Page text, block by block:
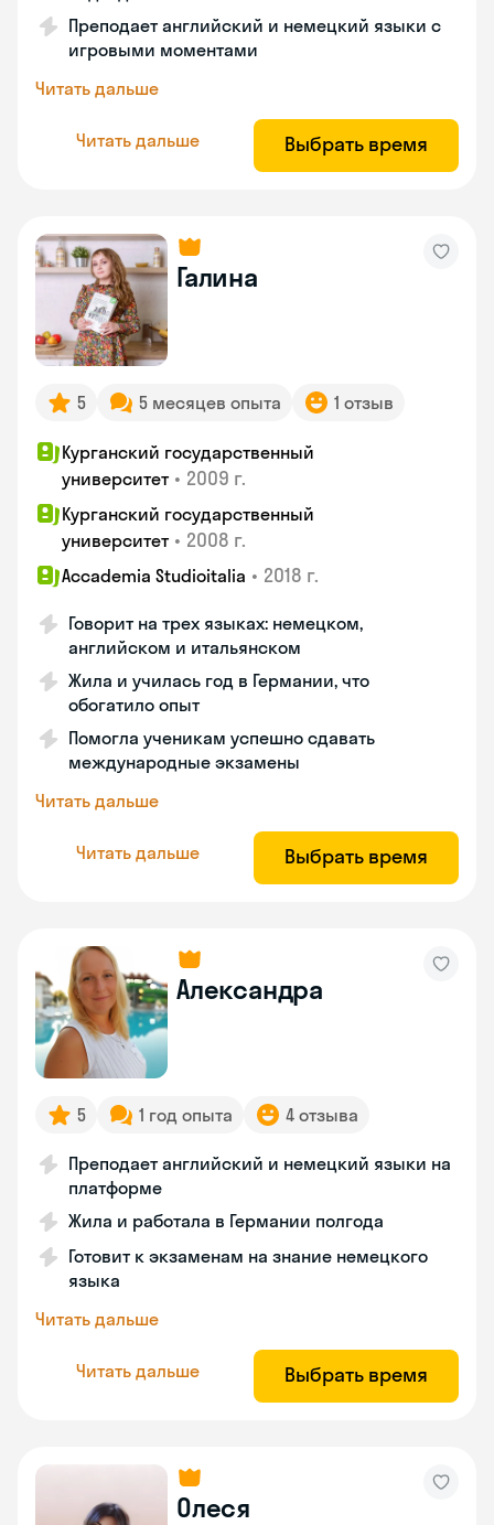
Преподает английский и немецкий языки с
игровыми моментами
Читать дальше
Читать дальше Выбрать время
Галина
5 5 месяцев опыта 1 отзыв
Курганский государственный
университет • 2009 г.
Курганский государственный
университет • 2008 г.
Accademia Studioitalia • 2018 г.
Говорит на трех языках: немецком,
английском и итальянском
Жила и училась год в Германии, что
обогатило опыт
Помогла ученикам успешно сдавать
международные экзамены
Читать дальше
Читать дальше Выбрать время
Александра
5 1 год опыта 4 отзыва
Преподает английский и немецкий языки на
платформе
Жила и работала в Германии полгода
Готовит к экзаменам на знание немецкого
языка
Читать дальше
Читать дальше Выбрать время
Олеся